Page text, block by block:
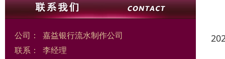
公司：
嘉益银行流水制作公司
联系：
李经理